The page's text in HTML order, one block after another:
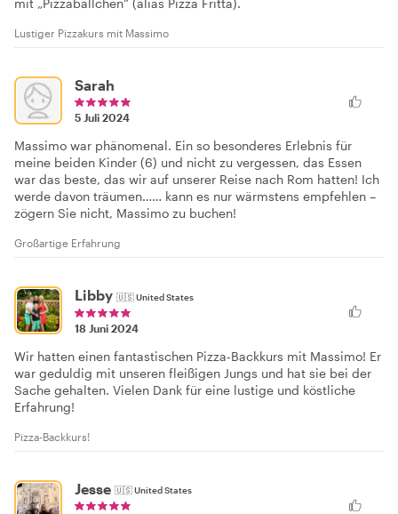
Lustiger Pizzakurs mit Massimo
Sarah
5 Juli 2024
Massimo war phänomenal. Ein so besonderes Erlebnis für
meine beiden Kinder (6) und nicht zu vergessen, das Essen
war das beste, das wir auf unserer Reise nach Rom hatten! Ich
werde davon träumen…… kann es nur wärmstens empfehlen –
zögern Sie nicht, Massimo zu buchen!
Großartige Erfahrung
Libby 🇺🇸United States
18 Juni 2024
Wir hatten einen fantastischen Pizza-Backkurs mit Massimo! Er
war geduldig mit unseren fleißigen Jungs und hat sie bei der
Sache gehalten. Vielen Dank für eine lustige und köstliche
Erfahrung!
Pizza-Backkurs!
Jesse 🇺🇸United States